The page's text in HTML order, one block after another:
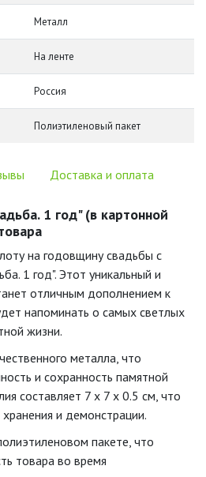
Металл
На ленте
Россия
Полиэтиленовый пакет
Доставка и оплата
1 год" (в картонной
на годовщину свадьбы с
1 год". Этот уникальный и
отличным дополнением к
напоминать о самых светлых
жизни.
металла, что
и сохранность памятной
составляет 7 x 7 x 0.5 см, что
и демонстрации.
пакете, что
товара во время